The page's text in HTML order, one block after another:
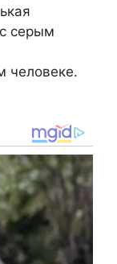
серым
человеке.